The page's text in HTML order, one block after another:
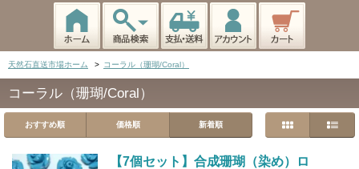
天然石直送市場ホーム > コーラル（珊瑚/Coral）
コーラル（珊瑚/Coral）
おすすめ順 価格順 新着順
【7個セット】合成珊瑚（染め）ロ